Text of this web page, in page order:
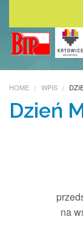
Główna
Dla Rodzica
Grupy
Deklaracja
HOME WPIS
Dzień
na